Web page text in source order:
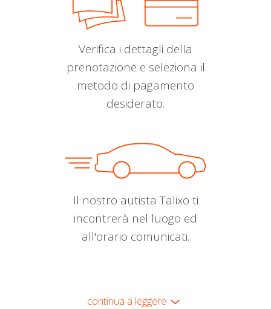
Verifica i dettagli della
prenotazione e seleziona il
metodo di pagamento
desiderato.
Il nostro autista Talixo ti
incontrerà nel luogo ed
all'orario comunicati.
continua a leggere